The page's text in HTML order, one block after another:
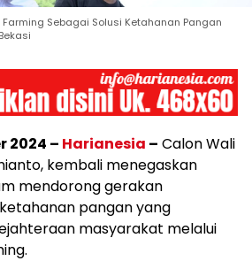
Farming Sebagai Solusi Ketahanan Pangan
2024 – Harianesia – Calon Wali
kembali menegaskan
mendorong gerakan
pangan yang
masyarakat melalui